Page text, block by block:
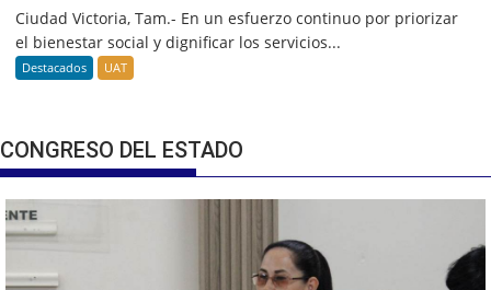
Ciudad Victoria, Tam.- En un esfuerzo continuo por priorizar
el bienestar social y dignificar los servicios...
Destacados UAT
CONGRESO DEL ESTADO